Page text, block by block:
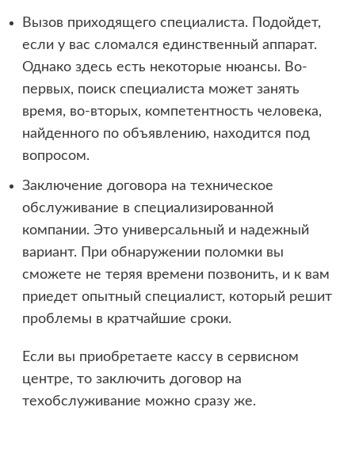
Вызов приходящего специалиста. Подойдет,
если у вас сломался единственный аппарат.
Однако здесь есть некоторые нюансы. Во-
первых, поиск специалиста может занять
время, во-вторых, компетентность человека,
найденного по объявлению, находится под
вопросом.
Заключение договора на техническое
обслуживание в специализированной
компании. Это универсальный и надежный
вариант. При обнаружении поломки вы
сможете не теряя времени позвонить, и к вам
приедет опытный специалист, который решит
проблемы в кратчайшие сроки.
Если вы приобретаете кассу в сервисном
центре, то заключить договор на
техобслуживание можно сразу же.